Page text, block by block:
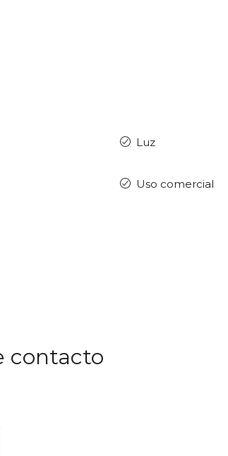
Luz
Uso comercial
contacto